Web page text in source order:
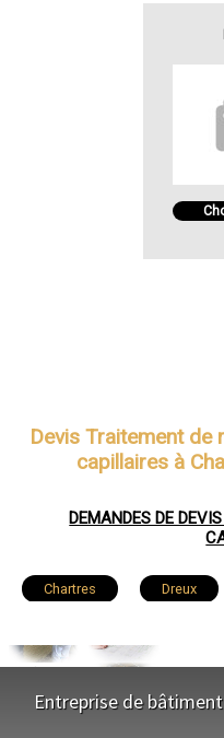
Devis Traitement de
capillaires à
DEMANDES DE
Chartres Dreux
Entreprise de